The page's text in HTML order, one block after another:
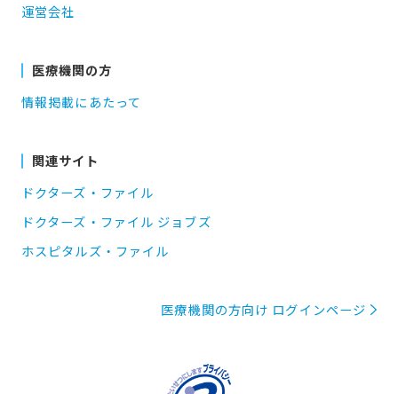
運営会社
医療機関の方
情報掲載にあたって
関連サイト
ドクターズ・ファイル
ドクターズ・ファイル ジョブズ
ホスピタルズ・ファイル
医療機関の方向け ログインページ